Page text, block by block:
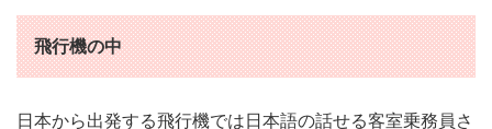
飛行機の中
日本から出発する飛行機では日本語の話せる客室乗務員さ